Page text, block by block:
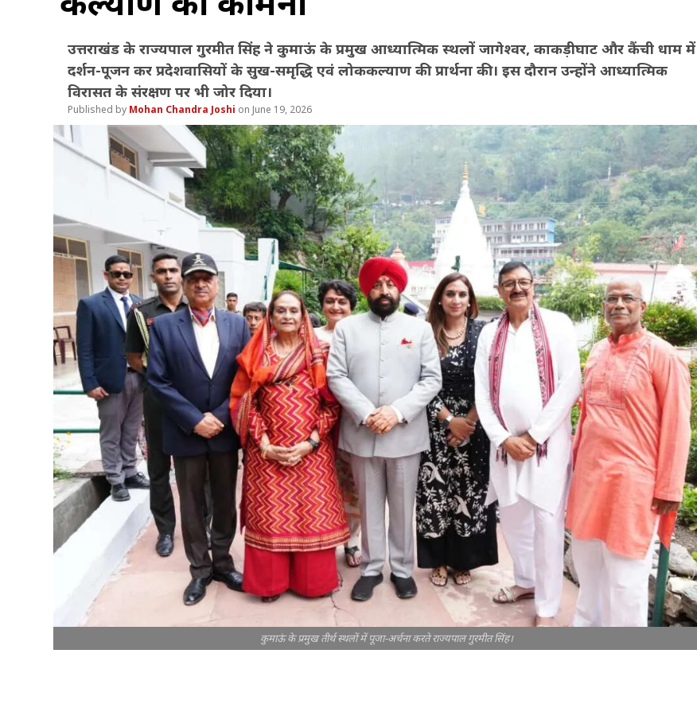
उत्तराखंड के राज्यपाल गुरमीत सिंह ने कुमाऊं के प्रमुख आध्यात्मिक स्थलों जागेश्वर, काकड़ीघाट और कैंची धाम में
दर्शन-पूजन कर प्रदेशवासियों के सुख-समृद्धि एवं लोककल्याण की प्रार्थना की। इस दौरान उन्होंने आध्यात्मिक
विरासत के संरक्षण पर भी जोर दिया।
Mohan Chandra Joshi June 19, 2026
कुमाऊं के प्रमुख तीर्थ स्थलों में पूजा-अर्चना करते राज्यपाल गुरमीत सिंह।